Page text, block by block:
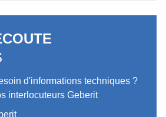
d'informations techniques ?
interlocuteurs Geberit